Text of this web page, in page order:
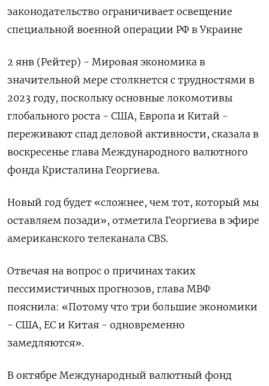
законодательство ограничивает освещение
специальной военной операции РФ в Украине
2 янв (Рейтер) - Мировая экономика в
значительной мере столкнется с трудностями в
2023 году, поскольку основные локомотивы
глобального роста - США, Европа и Китай -
переживают спад деловой активности, сказала в
воскресенье глава Международного валютного
фонда Кристалина Георгиева.
Новый год будет «сложнее, чем тот, который мы
оставляем позади», отметила Георгиева в эфире
американского телеканала CBS.
Отвечая на вопрос о причинах таких
пессимистичных прогнозов, глава МВФ
пояснила: «Потому что три большие экономики
- США, ЕС и Китая - одновременно
замедляются».
В октябре Международный валютный фонд